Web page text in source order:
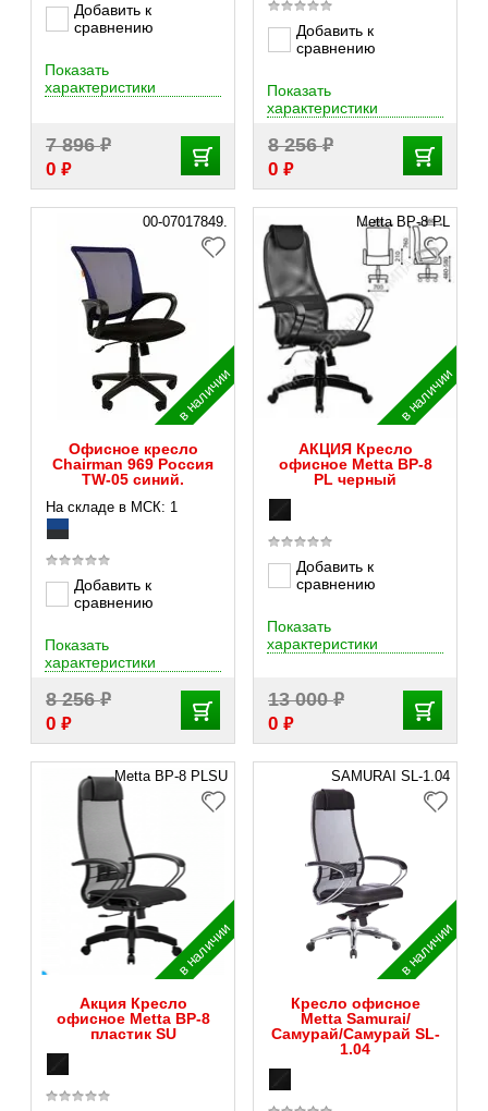
Добавить к
сравнению
7 896₽
0 ₽
Показать
характеристики
Добавить к
сравнению
8 256₽
0 ₽
Показать
характеристики
00-07017849.
в наличии
Офисное кресло
Chairman 969 Россия
TW-05 синий.
На складе в МСК: 1
Добавить к
сравнению
8 256₽
0 ₽
Показать
характеристики
Metta BP-8 PL
в наличии
АКЦИЯ Кресло
офисное Metta BP-8
PL черный
Добавить к
сравнению
13 000₽
0 ₽
Показать
характеристики
Metta BP-8 PLSU
в наличии
Акция Кресло
офисное Metta BP-8
пластик SU
SAMURAI SL-1.04
в наличии
Кресло офисное
Metta Samurai/
Самурай/Самурай SL-
1.04